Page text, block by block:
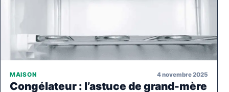
MAISON 4 novembre 2025
Congélateur : l’astuce de grand-mère